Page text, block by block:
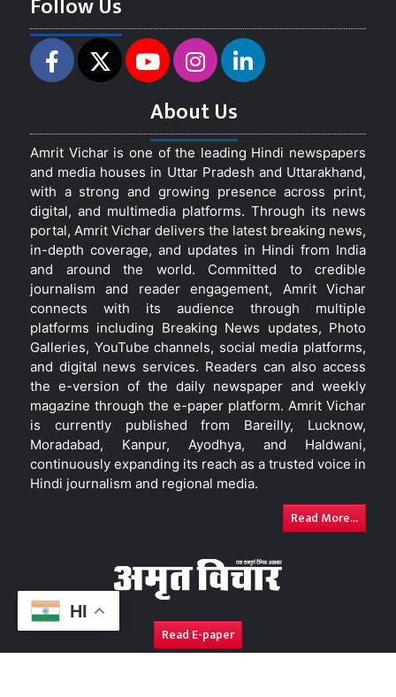
HI
Follow Us
About Us
Amrit Vichar is one of the leading Hindi newspapers
and media houses in Uttar Pradesh and Uttarakhand,
with a strong and growing presence across print,
digital, and multimedia platforms. Through its news
portal, Amrit Vichar delivers the latest breaking news,
in-depth coverage, and updates in Hindi from India
and around the world. Committed to credible
journalism and reader engagement, Amrit Vichar
connects with its audience through multiple
platforms including Breaking News updates, Photo
Galleries, YouTube channels, social media platforms,
and digital news services. Readers can also access
the e-version of the daily newspaper and weekly
magazine through the e-paper platform. Amrit Vichar
is currently published from Bareilly, Lucknow,
Moradabad, Kanpur, Ayodhya, and Haldwani,
continuously expanding its reach as a trusted voice in
Hindi journalism and regional media.
Read More...
Read E-paper